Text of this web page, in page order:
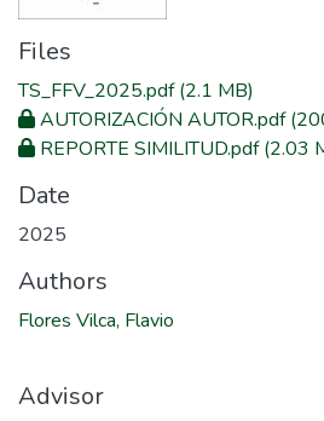
Files
TS_FFV_2025.pdf(2.1 MB)
AUTORIZACIÓN AUTOR.pdf
REPORTE SIMILITUD.pdf(2.03
Date
2025
Authors
Flores Vilca, Flavio
Advisor